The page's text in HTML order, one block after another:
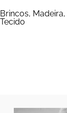
Brincos, Madeira,
Tecido